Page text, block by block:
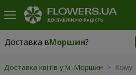
Доставка вМоршин?
Доставка вМоршин|
Доставка квітів у м. Моршин > Кому